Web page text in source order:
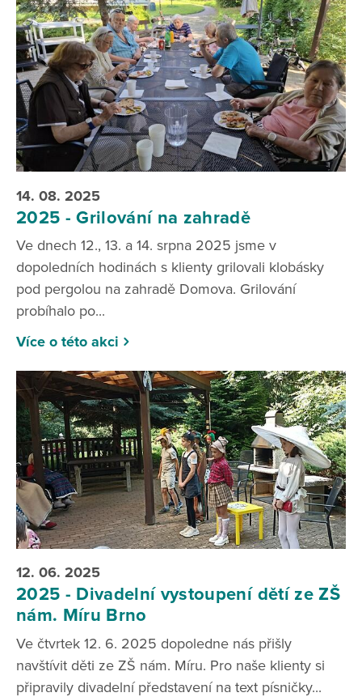
14. 08. 2025
2025 - Grilování na zahradě
Ve dnech 12., 13. a 14. srpna 2025 jsme v
dopoledních hodinách s klienty grilovali klobásky
pod pergolou na zahradě Domova. Grilování
probíhalo po...
Více o této akci
12. 06. 2025
2025 - Divadelní vystoupení dětí ze ZŠ
nám. Míru Brno
Ve čtvrtek 12. 6. 2025 dopoledne nás přišly
navštívit děti ze ZŠ nám. Míru. Pro naše klienty si
připravily divadelní představení na text písničky...